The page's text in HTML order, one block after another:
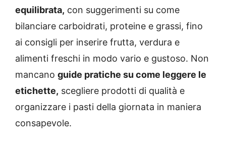
equilibrata, con suggerimenti su come
bilanciare carboidrati, proteine e grassi, fino
ai consigli per inserire frutta, verdura e
alimenti freschi in modo vario e gustoso. Non
mancano guide pratiche su come leggere le
etichette, scegliere prodotti di qualità e
organizzare i pasti della giornata in maniera
consapevole.